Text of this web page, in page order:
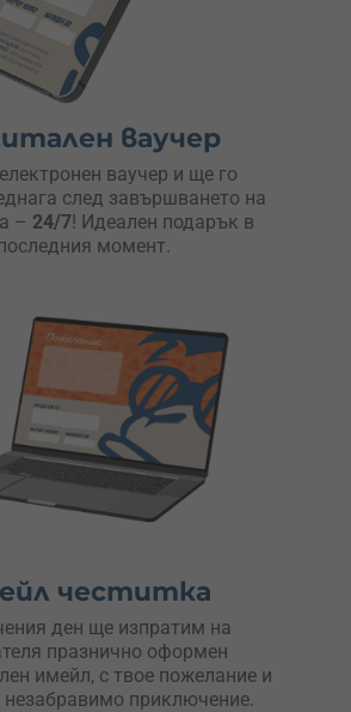
ваучер
ваучер и ще го
след завършването на
– 24/7! Идеален подарък в
момент.
честитка
ден ще изпратим на
празнично оформен
имейл, с твое пожелание и
незабравимо приключение.